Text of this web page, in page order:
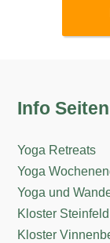
Info Seiten
Yoga Retreats
Yoga
Yoga und
Kloster Steinfeld
Kloster